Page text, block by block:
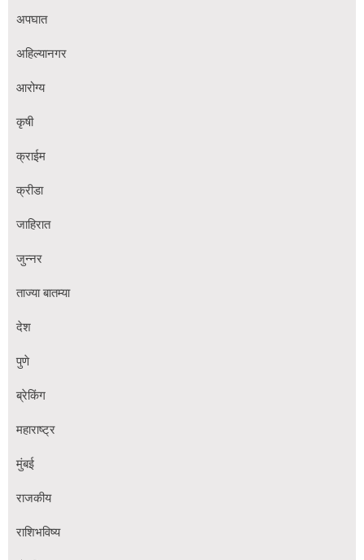
अपघात
अहिल्यानगर
आरोग्य
कृषी
क्राईम
क्रीडा
जाहिरात
जुन्नर
ताज्या बातम्या
देश
पुणे
ब्रेकिंग
महाराष्ट्र
मुंबई
राजकीय
राशिभविष्य